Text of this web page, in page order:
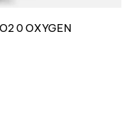
0 OXYGEN